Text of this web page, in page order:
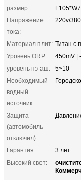
размер:
Напряжение
тока:
220v/
Материал плит: Титан с
Уровень ORP:
450mV |
уровень пэ-аш:
5~10
Необходимый
водный
источник:
Защита
(автомобиль
отключил):
Гарантия:
3 лет
Высокий свет: